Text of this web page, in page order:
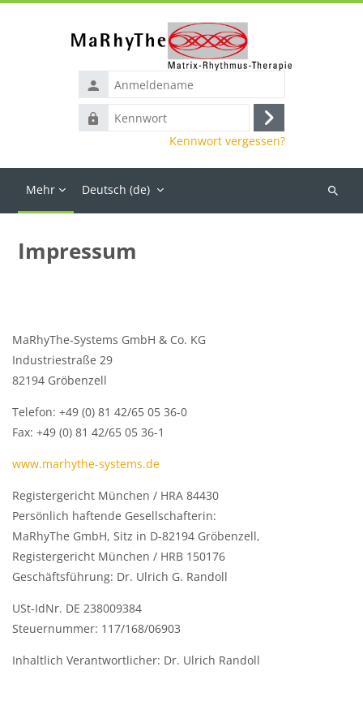
Anmeldename
Kennwort
Anmelden
Kennwort vergessen?
Mehr Deutsch ‎(de)‎
Suchen
Impressum
MaRhyThe-Systems GmbH & Co. KG
Industriestraße 29
82194 Gröbenzell
Telefon: +49 (0) 81 42/65 05 36-0
Fax: +49 (0) 81 42/65 05 36-1
www.marhythe-systems.de
Registergericht München / HRA 84430
Persönlich haftende Gesellschafterin:
MaRhyThe GmbH, Sitz in D-82194 Gröbenzell,
Registergericht München / HRB 150176
Geschäftsführung: Dr. Ulrich G. Randoll
USt-IdNr. DE 238009384
Steuernummer: 117/168/06903
Inhaltlich Verantwortlicher: Dr. Ulrich Randoll